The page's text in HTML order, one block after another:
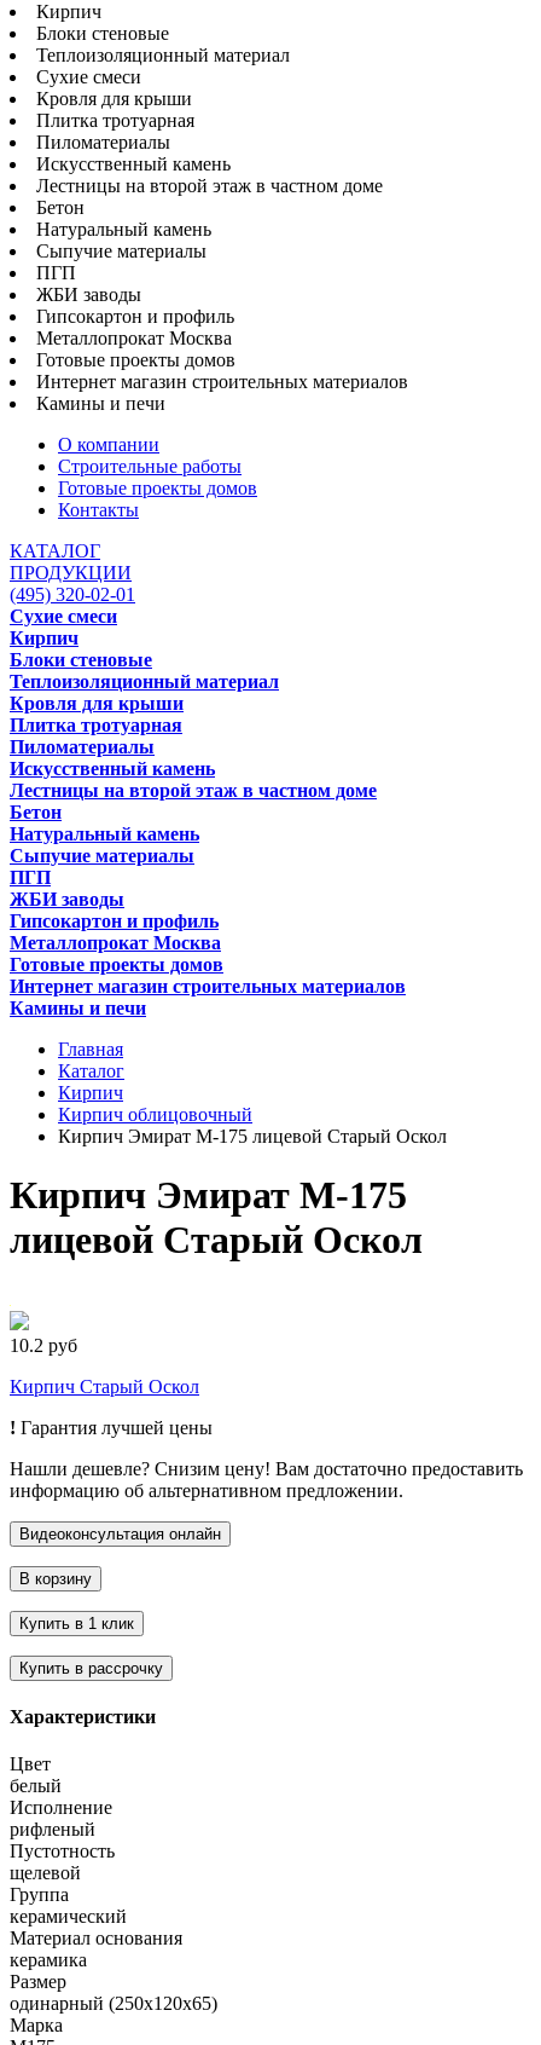
Кирпич
Блоки стеновые
Теплоизоляционный материал
Сухие смеси
Кровля для крыши
Плитка тротуарная
Пиломатериалы
Искусственный камень
Лестницы на второй этаж в частном доме
Бетон
Натуральный камень
Сыпучие материалы
ПГП
ЖБИ заводы
Гипсокартон и профиль
Металлопрокат Москва
Готовые проекты домов
Интернет магазин строительных материалов
Камины и печи
О компании
Строительные работы
Готовые проекты домов
Контакты
КАТАЛОГ
ПРОДУКЦИИ
(495) 320-02-01
Сухие смеси
Кирпич
Блоки стеновые
Теплоизоляционный материал
Кровля для крыши
Плитка тротуарная
Пиломатериалы
Искусственный камень
Лестницы на второй этаж в частном доме
Бетон
Натуральный камень
Сыпучие материалы
ПГП
ЖБИ заводы
Гипсокартон и профиль
Металлопрокат Москва
Готовые проекты домов
Интернет магазин строительных материалов
Камины и печи
Главная
Каталог
Кирпич
Кирпич облицовочный
Кирпич Эмират М-175 лицевой Старый Оскол
Кирпич Эмират М-175
лицевой Старый Оскол
10.2 руб
Кирпич Старый Оскол
! Гарантия лучшей цены
Нашли дешевле? Снизим цену! Вам достаточно предоставить
информацию об альтернативном предложении.
Характеристики
Цвет
белый
Исполнение
рифленый
Пустотность
щелевой
Группа
керамический
Материал основания
керамика
Размер
одинарный (250х120х65)
Марка